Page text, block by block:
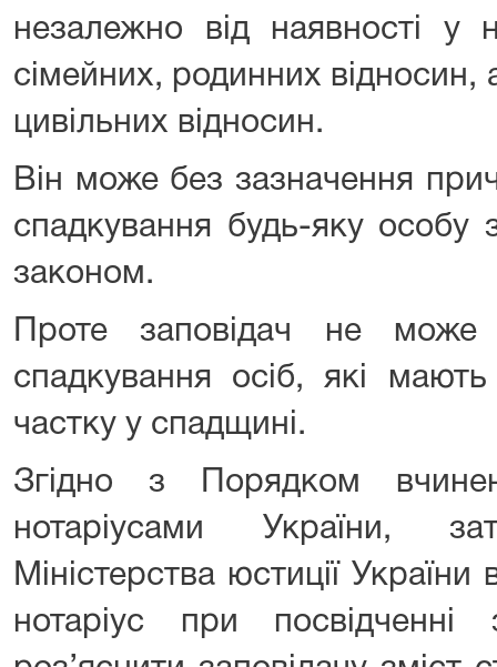
незалежно від наявності
сімейних, родинних відносин,
цивільних відносин.
Він може без зазначення
спадкування будь-яку особу
законом.
Проте заповідач не
спадкування осіб, які
частку у спадщині.
Згідно з Порядком
нотаріусами України,
Міністерства юстиції
нотаріус при посвідченні